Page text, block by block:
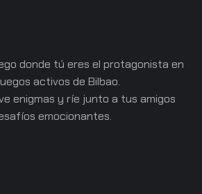
donde tú eres el protagonista en
activos de Bilbao.
enigmas y ríe junto a tus amigos
emocionantes.